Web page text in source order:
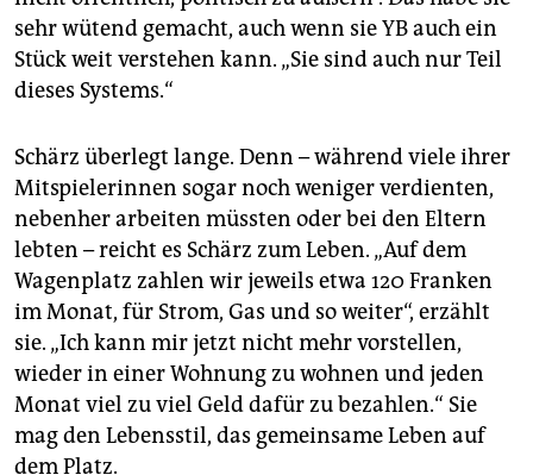
sehr wütend gemacht, auch wenn sie YB auch ein
Stück weit verstehen kann. „Sie sind auch nur Teil
dieses Systems.“
Schärz überlegt lange. Denn – während viele ihrer
Mitspielerinnen sogar noch weniger verdienten,
nebenher arbeiten müssten oder bei den Eltern
lebten – reicht es Schärz zum Leben. „Auf dem
Wagenplatz zahlen wir jeweils etwa 120 Franken
im Monat, für Strom, Gas und so weiter“, erzählt
sie. „Ich kann mir jetzt nicht mehr vorstellen,
wieder in einer Wohnung zu wohnen und jeden
Monat viel zu viel Geld dafür zu bezahlen.“ Sie
mag den Lebensstil, das gemeinsame Leben auf
dem Platz.